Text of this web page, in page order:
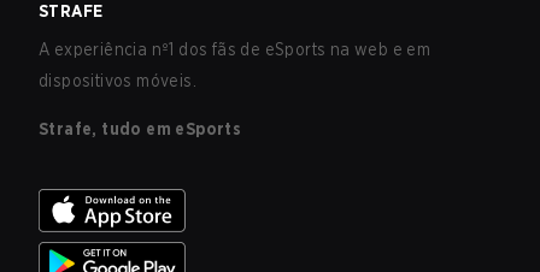
STRAFE
A experiência nº1 dos fãs de eSports na web e em
dispositivos móveis.
Strafe, tudo em eSports